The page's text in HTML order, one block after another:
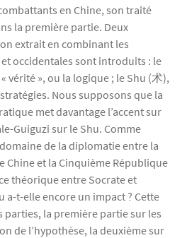
en Chine, son traité
la première partie. Deux
extrait en combinant les
occidentales sont introduits : le
vérité », ou la logique ; le Shu (术),
Nous supposons que la
met davantage l’accent sur
Guiguzi sur le Shu. Comme
de la diplomatie entre la
Chine et la Cinquième République
théorique entre Socrate et
a-t-elle encore un impact ? Cette
parties, la première partie sur les
de l’hypothèse, la deuxième sur